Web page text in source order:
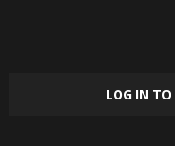
LOG IN TO